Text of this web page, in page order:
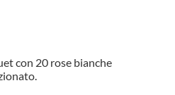
con 20 rose bianche